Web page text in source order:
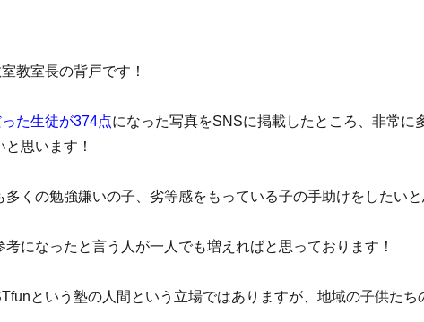
教室長の背戸です！
た生徒が374点になった写真をSNSに掲載したところ、非常
思います！
くの勉強嫌いの子、劣等感をもっている子の手助けをしたいと
考になったと言う人が一人でも増えればと思っております！
という塾の人間という立場ではありますが、地域の子供た